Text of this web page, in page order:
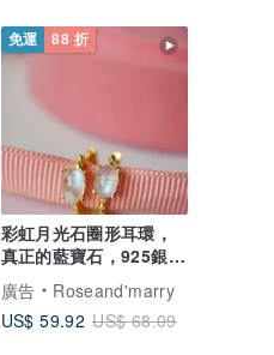
免運 88 折
彩虹月光石圈形耳環，
真正的藍寶石，925銀，
鍍金。
廣告
Roseand'marry
US$ 59.92 US$ 68.09